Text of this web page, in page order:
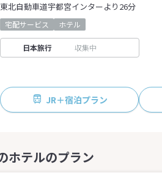
東北自動車道宇都宮インターより26分
宅配サービス ホテル
日本旅行 収集中
JR＋宿泊プラン